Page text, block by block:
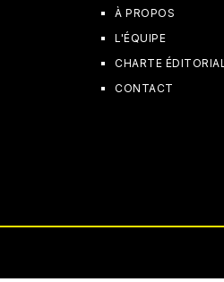
À PROPOS
L'ÉQUIPE
CHARTE
CONTACT